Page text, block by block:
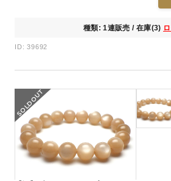
種類: 1連販売 / 在庫(3)
ID: 39692